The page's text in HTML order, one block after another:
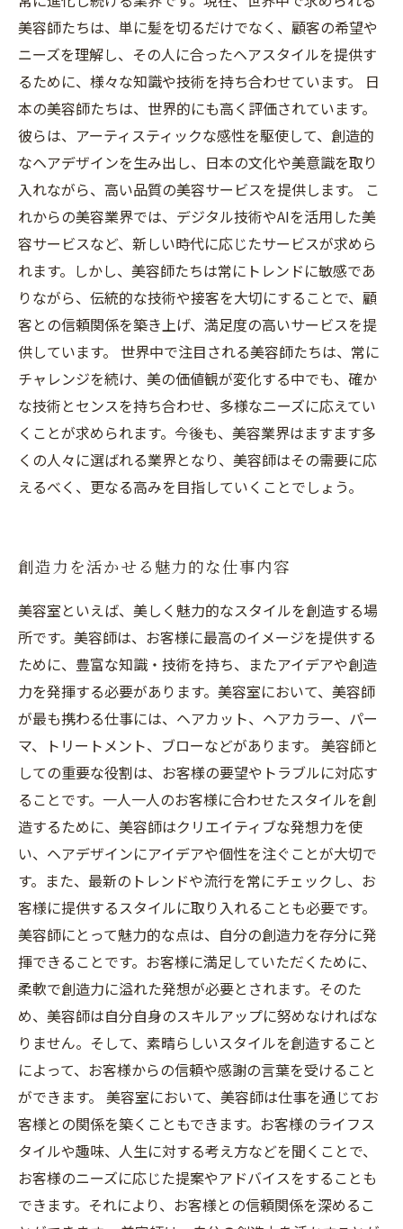
美容師たちは、単に髪を切るだけでなく、顧客の希望や
ニーズを理解し、その人に合ったヘアスタイルを提供す
るために、様々な知識や技術を持ち合わせています。 日
本の美容師たちは、世界的にも高く評価されています。
彼らは、アーティスティックな感性を駆使して、創造的
なヘアデザインを生み出し、日本の文化や美意識を取り
入れながら、高い品質の美容サービスを提供します。 こ
れからの美容業界では、デジタル技術やAIを活用した美
容サービスなど、新しい時代に応じたサービスが求めら
れます。しかし、美容師たちは常にトレンドに敏感であ
りながら、伝統的な技術や接客を大切にすることで、顧
客との信頼関係を築き上げ、満足度の高いサービスを提
供しています。 世界中で注目される美容師たちは、常に
チャレンジを続け、美の価値観が変化する中でも、確か
な技術とセンスを持ち合わせ、多様なニーズに応えてい
くことが求められます。今後も、美容業界はますます多
くの人々に選ばれる業界となり、美容師はその需要に応
えるべく、更なる高みを目指していくことでしょう。
創造力を活かせる魅力的な仕事内容
美容室といえば、美しく魅力的なスタイルを創造する場
所です。美容師は、お客様に最高のイメージを提供する
ために、豊富な知識・技術を持ち、またアイデアや創造
力を発揮する必要があります。美容室において、美容師
が最も携わる仕事には、ヘアカット、ヘアカラー、パー
マ、トリートメント、ブローなどがあります。 美容師と
しての重要な役割は、お客様の要望やトラブルに対応す
ることです。一人一人のお客様に合わせたスタイルを創
造するために、美容師はクリエイティブな発想力を使
い、ヘアデザインにアイデアや個性を注ぐことが大切で
す。また、最新のトレンドや流行を常にチェックし、お
客様に提供するスタイルに取り入れることも必要です。
美容師にとって魅力的な点は、自分の創造力を存分に発
揮できることです。お客様に満足していただくために、
柔軟で創造力に溢れた発想が必要とされます。そのた
め、美容師は自分自身のスキルアップに努めなければな
りません。そして、素晴らしいスタイルを創造すること
によって、お客様からの信頼や感謝の言葉を受けること
ができます。 美容室において、美容師は仕事を通じてお
客様との関係を築くこともできます。お客様のライフス
タイルや趣味、人生に対する考え方などを聞くことで、
お客様のニーズに応じた提案やアドバイスをすることも
できます。それにより、お客様との信頼関係を深めるこ